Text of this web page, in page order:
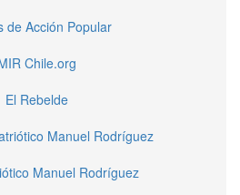
de Acción Popular
Chile.org
El Rebelde
Manuel Rodríguez
Manuel Rodríguez